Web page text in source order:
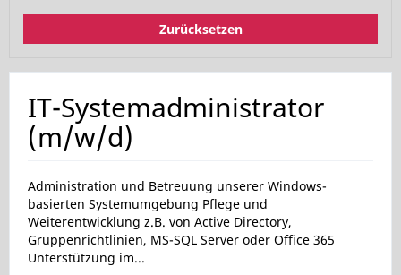
Zurücksetzen
IT-Systemadministrator
(m/w/d)
Administration und Betreuung unserer Windows-
basierten Systemumgebung Pflege und
Weiterentwicklung z.B. von Active Directory,
Gruppenrichtlinien, MS-SQL Server oder Office 365
Unterstützung im...